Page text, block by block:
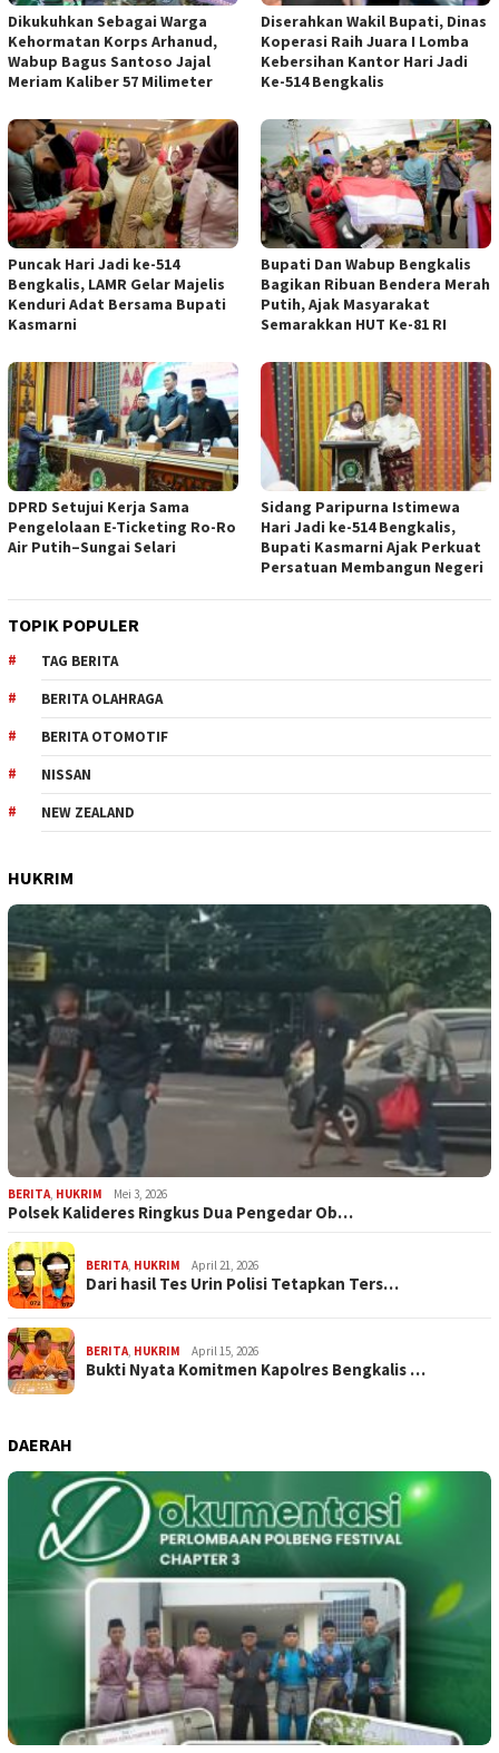
Dikukuhkan Sebagai Warga
Kehormatan Korps Arhanud,
Wabup Bagus Santoso Jajal
Meriam Kaliber 57 Milimeter
Diserahkan Wakil Bupati, Dinas
Koperasi Raih Juara I Lomba
Kebersihan Kantor Hari Jadi
Ke-514 Bengkalis
Puncak Hari Jadi ke-514
Bengkalis, LAMR Gelar Majelis
Kenduri Adat Bersama Bupati
Kasmarni
Bupati Dan Wabup Bengkalis
Bagikan Ribuan Bendera Merah
Putih, Ajak Masyarakat
Semarakkan HUT Ke-81 RI
DPRD Setujui Kerja Sama
Pengelolaan E-Ticketing Ro-Ro
Air Putih–Sungai Selari
Sidang Paripurna Istimewa
Hari Jadi ke-514 Bengkalis,
Bupati Kasmarni Ajak Perkuat
Persatuan Membangun Negeri
TOPIK POPULER
TAG BERITA
BERITA OLAHRAGA
BERITA OTOMOTIF
NISSAN
NEW ZEALAND
HUKRIM
BERITA, HUKRIM Mei 3, 2026
Polsek Kalideres Ringkus Dua Pengedar Ob…
BERITA, HUKRIM April 21, 2026
Dari hasil Tes Urin Polisi Tetapkan Ters…
BERITA, HUKRIM April 15, 2026
Bukti Nyata Komitmen Kapolres Bengkalis …
DAERAH